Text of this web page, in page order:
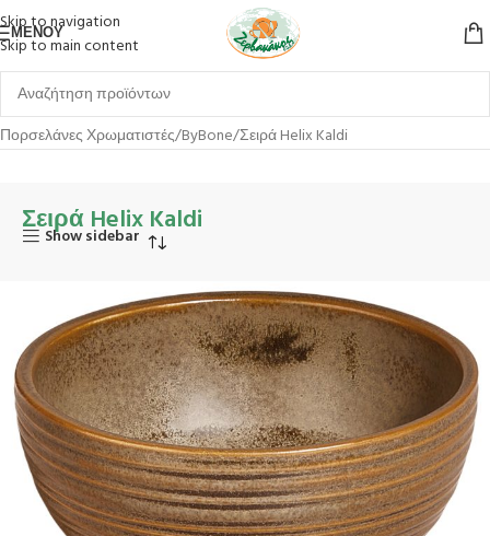
Skip to navigation
Skip to main content
ΜΕΝΟΎ
Αρχική σελίδα Επιτραπέζια Είδη Πιάτα Πορσελάνες
Πορσελάνες Χρωματιστές ByBone Σειρά Helix Kaldi
Σειρά Helix Kaldi
Show sidebar